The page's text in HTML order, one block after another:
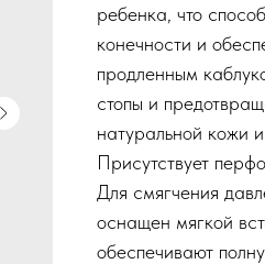
ребенка, что
конечности и
продленным
стопы и
натуральной кожи
Присутствует
Для смягчения
оснащен мягкой
обеспечивают